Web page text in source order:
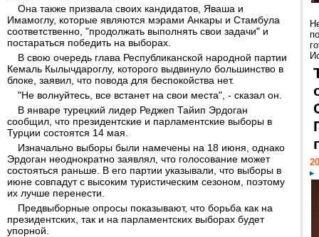
Она также призвала своих кандидатов, Яваша и
Имамоглу, которые являются мэрами Анкары и Стамбула
соответственно, "продолжать выполнять свои задачи" и
постараться победить на выборах.
В свою очередь глава Республиканской народной партии
Кемаль Кылычдароглу, которого выдвинуло большинство в
блоке, заявил, что повода для беспокойства нет.
"Не волнуйтесь, все встанет на свои места", - сказал он.
В январе турецкий лидер Реджеп Тайип Эрдоган
сообщил, что президентские и парламентские выборы в
Турции состоятся 14 мая.
Изначально выборы были намечены на 18 июня, однако
Эрдоган неоднократно заявлял, что голосование может
состояться раньше. В его партии указывали, что выборы в
июне совпадут с высоким туристическим сезоном, поэтому
их лучше перенести.
Предвыборные опросы показывают, что борьба как на
президентских, так и на парламентских выборах будет
упорной.